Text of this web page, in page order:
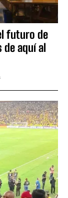
futuro de
aquí al